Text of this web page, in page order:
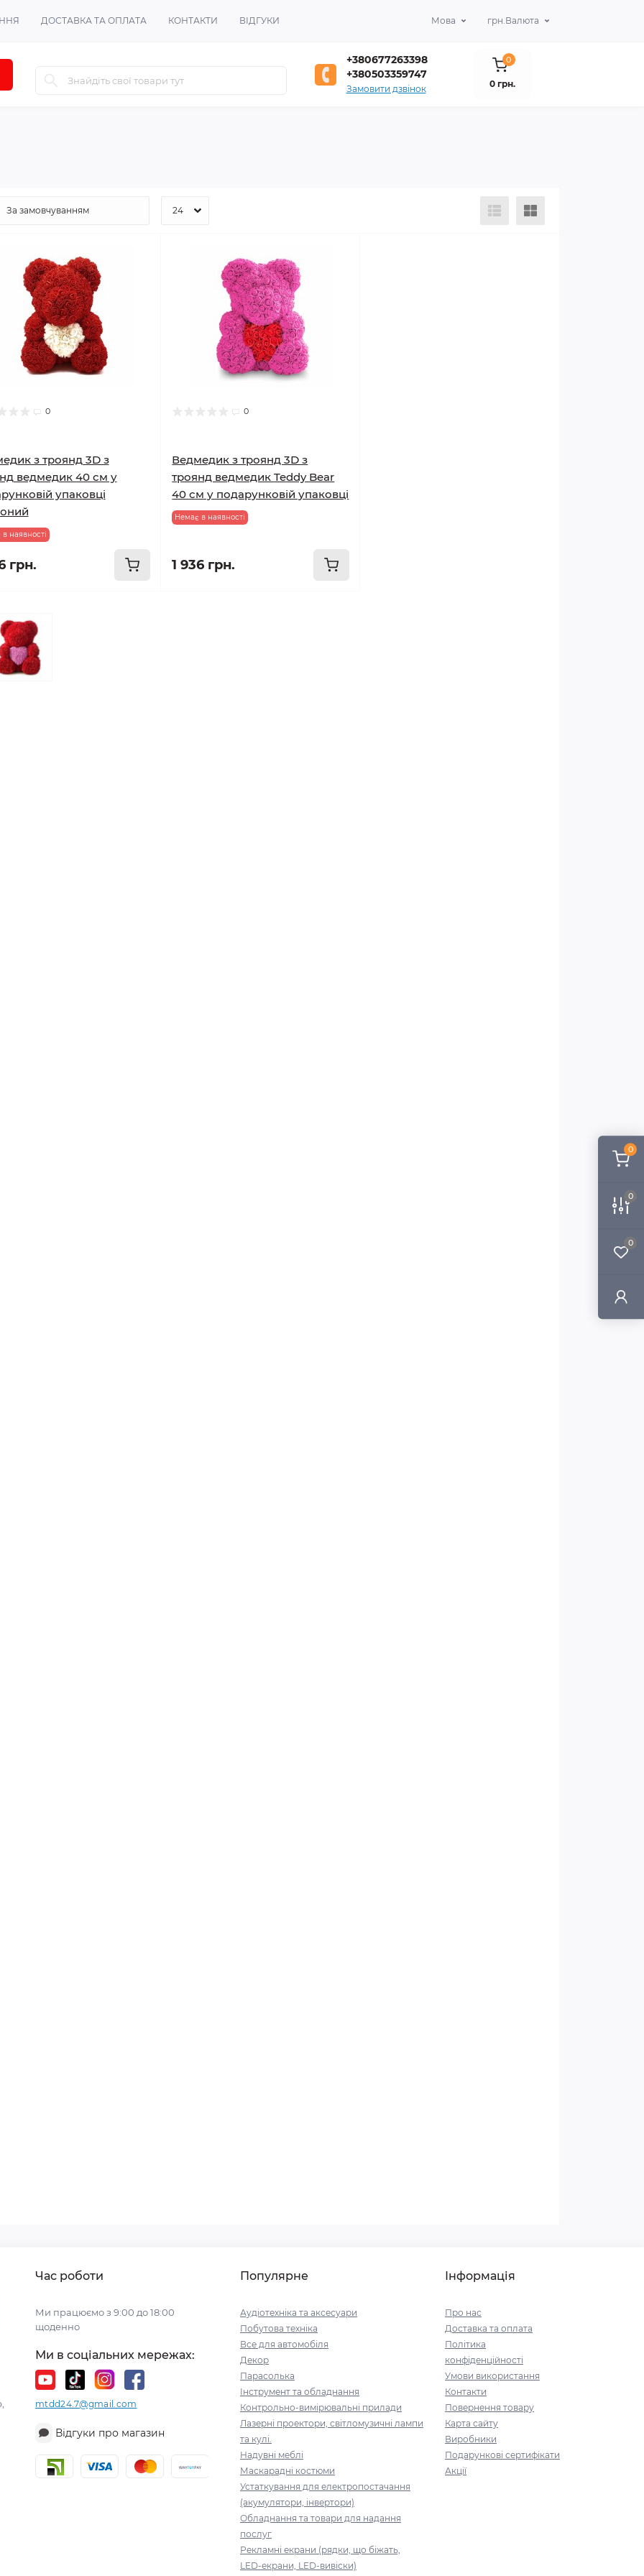
0
0
0
ДОСТАВКА ТА ОПЛАТА КОНТАКТИ ВІДГУКИ Мова грн.Валюта
+380677263398
+380503359747
Замовити дзвінок
0
0 грн.
0
з троянд 3D з
ведмедик 40 см у
упаковці
наявності
грн.
0
Ведмедик з троянд 3D з
троянд ведмедик Teddy Bear
40 см у подарунковій упаковці
Немає в наявності
1 936 грн.
Час роботи
Ми працюємо з 9:00 до 18:00
щоденно
Ми в соціальних мережах:
mtdd24.7@gmail.com
Відгуки про магазин
Популярне
Аудіотехніка та аксесуари
Побутова техніка
Все для автомобіля
Декор
Парасолька
Інструмент та обладнання
Контрольно-вимірювальні прилади
Лазерні проектори, світломузичні лампи
та кулі.
Надувні меблі
Маскарадні костюми
Устаткування для електропостачання
(акумулятори, інвертори)
Обладнання та товари для надання
послуг
Рекламні екрани (рядки, що біжать,
LED-екрани, LED-вивіски)
Інформація
Про нас
Доставка та оплата
Політика
конфіденційності
Умови використання
Контакти
Повернення товару
Карта сайту
Виробники
Подарункові сертифікати
Акції